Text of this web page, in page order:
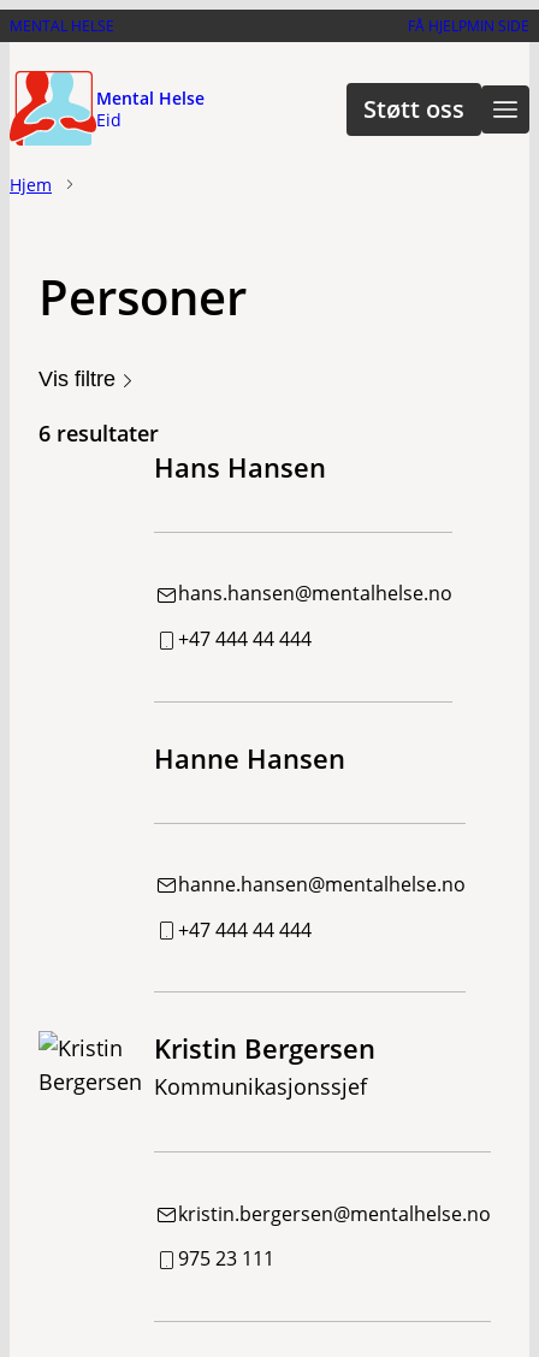
Hopp
hovedinnhold
MENTAL HELSE FÅ HJELPMIN SIDE
Mental Helse
Eid
Støtt oss
Hjem
Personer
Vis filtre
6 resultater
Hans Hansen
hans.hansen@mentalhelse.no
+47 444 44 444
Hanne Hansen
hanne.hansen@mentalhelse.no
+47 444 44 444
Kristin Bergersen
Kommunikasjonssjef
kristin.bergersen@mentalhelse.no
975 23 111